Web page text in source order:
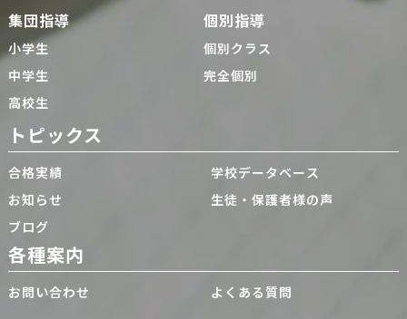
集団指導
小学生
中学生
高校生
個別指導
個別クラス
完全個別
トピックス
合格実績
お知らせ
ブログ
学校データベース
生徒・保護者様の声
各種案内
お問い合わせ よくある質問